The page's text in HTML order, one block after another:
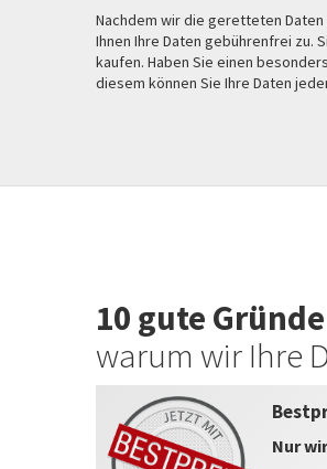
Nachdem wir die geretteten
Ihnen Ihre Daten gebührenfrei zu.
kaufen. Haben Sie einen
diesem können Sie Ihre Daten
10 gute Gründe
warum wir Ihre
Nur